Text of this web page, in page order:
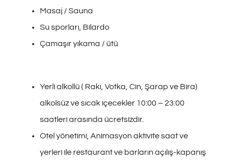
Masaj / Sauna
Su sporları, Bilardo
Çamaşır yıkama / ütü
Yerli alkollü ( Rakı, Votka, Cin, Şarap ve Bira)
alkolsüz ve sıcak içecekler 10:00 – 23:00
saatleri arasında ücretsizdir.
Otel yönetimi, Animasyon aktivite saat ve
yerleri ile restaurant ve barların açılış-kapanış